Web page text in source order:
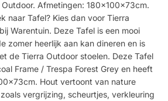
Afmetingen: 180x100x73cm.
naar Tafel? Kies dan voor Tierra
Warentuin. Deze Tafel is een mooi
zomer heerlijk aan kan dineren en is
de Tierra Outdoor stoelen. Deze Tafel
Frame / Trespa Forest Grey en heeft
Hout vertoont van nature
vergrijzing, scheurtjes, verkleuring